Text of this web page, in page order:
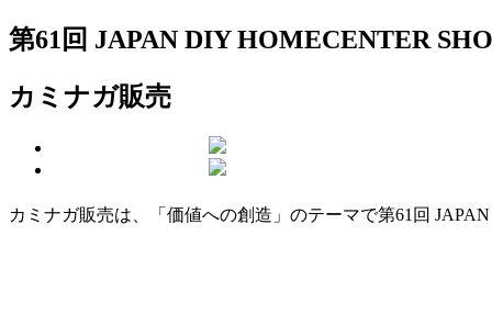
第61回 JAPAN DIY HOMECENTER
カミナガ販売
カミナガ販売は、「価値への創造」のテーマで第61回